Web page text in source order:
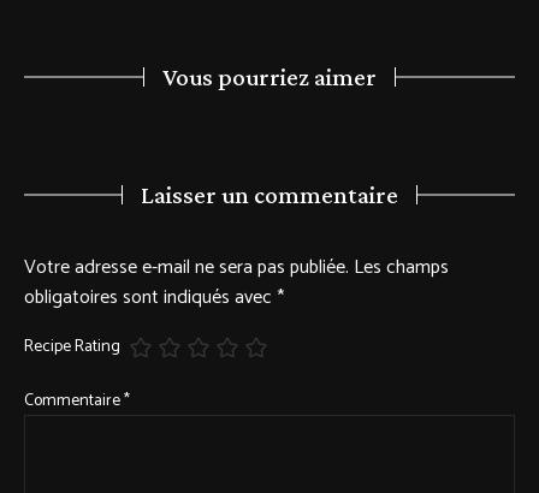
Vous pourriez aimer
Laisser un commentaire
Votre adresse e-mail ne sera pas publiée. Les champs
obligatoires sont indiqués avec*
Recipe Rating
Commentaire*